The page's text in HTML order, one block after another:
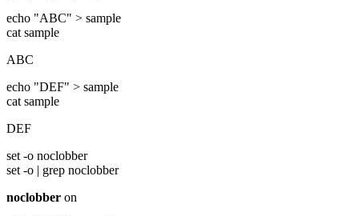
echo "ABC" > sample
cat sample
ABC
echo "DEF" > sample
cat sample
DEF
set -o noclobber
set -o | grep noclobber
noclobber on